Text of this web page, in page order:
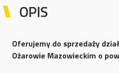
OPIS
Oferujemy do sprzedaży
Ożarowie Mazowieckim o